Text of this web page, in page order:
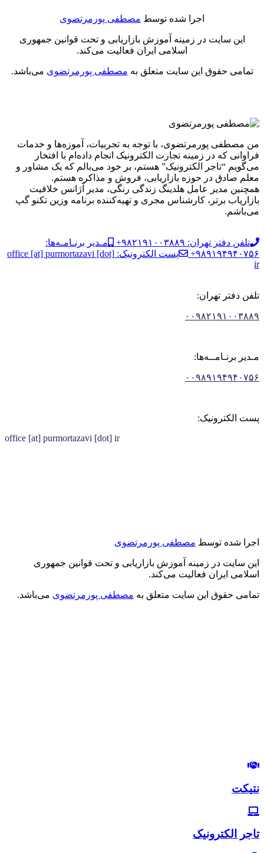
اجرا شده توسط مصطفی پورمرتضوی
این سایت در زمینه آموزش بازاریابی و تحت قوانین جمهوری
اسلامی ایران فعالیت می‌کند.
تمامی حقوق این سایت متعلق به مصطفی پورمرتضوی می‌باشد.
من مصطفی پورمرتضوی، با توجه به تجربیات، آموزه‌ها و خدمات
فراوانی که در زمینه تجارت الکترونیک انجام داده‌ام با افتخار
می‌گویم “تاجر الکترونیک” هستم، بر خود می‌بالم که یک مشاور و
معلم صادق در حوزه بازاریابی، فروش و مذاکره هستم.
همچنین مدیر عامل هلدینگ زندگی رنگی، مدیر آژانس خلاقیت
بازاریاب برتر، کارشناس مجری و تهیه‌کننده برنامه وزین تکنو گپ
می‌باشم.
تلفن دفتر تهران: ۹۸۲۱۹۱۰۰۳۸۸۹+
مـدیر برنـامـه‌ها:
۹۸۹۱۹۴۹۴۰۷۵۶+
پست الکترونیک: office [at] purmortazavi [dot]
ir
تلفن دفتر تهران:
۰۰۹۸۲۱۹۱۰۰۳۸۸۹
مـدیر برنـامــه‌ها:
۰۰۹۸۹۱۹۴۹۴۰۷۵۶
پست الکترونیک:
office [at] purmortazavi [dot] ir
اجرا شده توسط مصطفی پورمرتضوی
این سایت در زمینه آموزش بازاریابی و تحت قوانین جمهوری
اسلامی ایران فعالیت می‌کند.
تمامی حقوق این سایت متعلق به مصطفی پورمرتضوی می‌باشد.
نتیکت
تاجر الکترونیک